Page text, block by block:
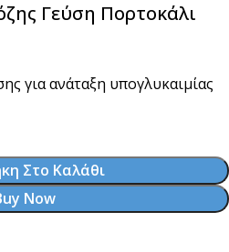
Γεύση Πορτοκάλι
για ανάταξη υπογλυκαιμίας
Στο Καλάθι
Now